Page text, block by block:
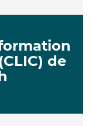
de